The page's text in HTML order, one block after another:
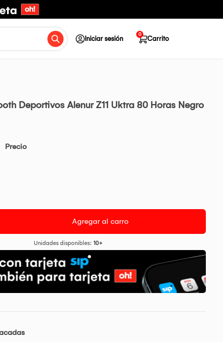
Iniciar sesión Carrito
0
Deportivos Alenur Z11 Uktra 80 Horas Negro
Precio
Agregar al carro
Unidades disponibles: 10+